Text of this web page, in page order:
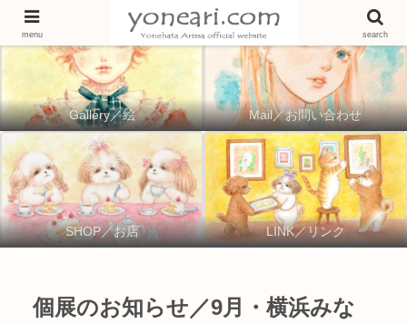
Gallery／絵 Mail／お問い合わせ
SHOP／お店 LINK／リンク
個展のお知らせ／9月・横浜みな
menu search